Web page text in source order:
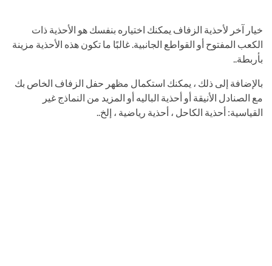
خيار آخر لأحذية الزفاف يمكنك اختياره بنفسك هو الأحذية ذات
الكعب المفتوح أو القواطع الجانبية. غالبًا ما تكون هذه الأحذية مزينة
بأربطة..
بالإضافة إلى ذلك ، يمكنك استكمال مظهر حفل الزفاف الخاص بك
مع الصنادل الأنيقة أو أحذية الباليه أو المزيد من النماذج غير
القياسية: أحذية الكاحل ، أحذية رياضية ، إلخ..